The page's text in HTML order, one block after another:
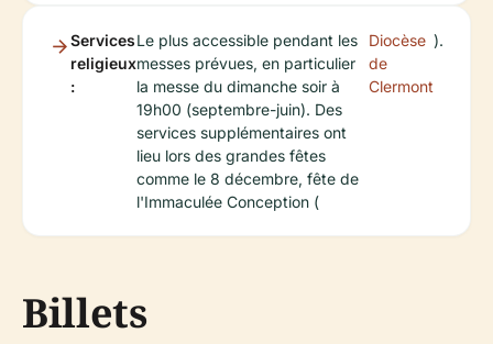
Services
religieux
:
Le plus accessible pendant les
messes prévues, en particulier
la messe du dimanche soir à
19h00 (septembre-juin). Des
services supplémentaires ont
lieu lors des grandes fêtes
comme le 8 décembre, fête de
l'Immaculée Conception (
Diocèse
de
Clermont
).
Billets